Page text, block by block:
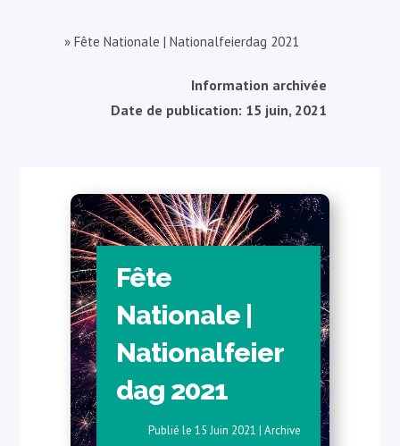
» Fête Nationale | Nationalfeierdag 2021
Information archivée
Date de publication: 15 juin, 2021
Fête
Nationale |
Nationalfeier
dag 2021
15 Juin 2021 | Archive